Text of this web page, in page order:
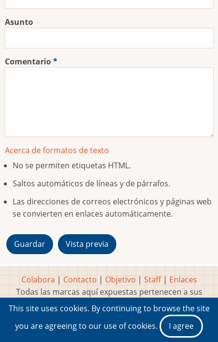
Asunto
Comentario
Acerca de formatos de texto
No se permiten etiquetas HTML.
Saltos automáticos de líneas y de párrafos.
Las direcciones de correos electrónicos y páginas web
se convierten en enlaces automáticamente.
Colabora | Contacto | Objetivo | Staff| Enlaces
Todas las marcas aquí expuestas pertenecen a sus
respectivos y legítimos dueños
Idea, página, contenidos y diseños creados porMarty
2001-2026 Museo del Videojuego®
This site uses cookies. By continuing to browse the site
you are agreeing to our use of cookies.
I agree